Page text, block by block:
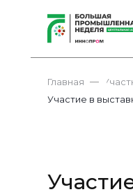
Главная —
Участие в